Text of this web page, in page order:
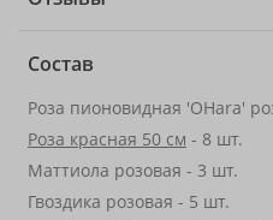
Состав
Роза пионовидная 'OHara'
Роза красная 50 см - 8 шт.
Маттиола розовая - 3 шт.
Гвоздика розовая - 5 шт.